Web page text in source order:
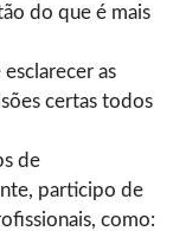
do que é mais
as
certas todos
de
participo de
como: